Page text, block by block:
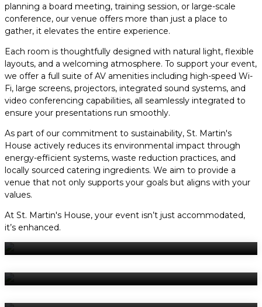
planning a board meeting, training session, or large-scale
conference, our venue offers more than just a place to
gather, it elevates the entire experience.
Each room is thoughtfully designed with natural light, flexible
layouts, and a welcoming atmosphere. To support your event,
we offer a full suite of AV amenities including high-speed Wi-
Fi, large screens, projectors, integrated sound systems, and
video conferencing capabilities, all seamlessly integrated to
ensure your presentations run smoothly.
As part of our commitment to sustainability, St. Martin's
House actively reduces its environmental impact through
energy-efficient systems, waste reduction practices, and
locally sourced catering ingredients. We aim to provide a
venue that not only supports your goals but aligns with your
values.
At St. Martin's House, your event isn’t just accommodated,
it’s enhanced.